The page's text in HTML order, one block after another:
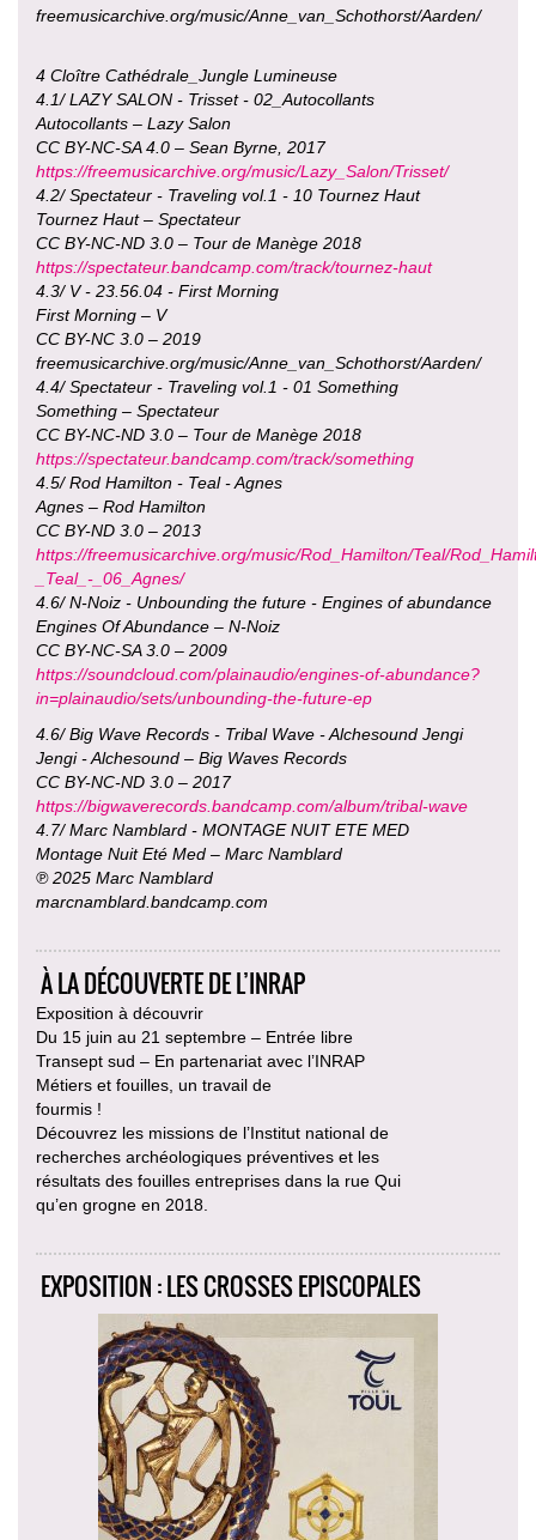
freemusicarchive.org/music/Anne_van_Schothorst/Aarden/
4 Cloître Cathédrale_Jungle Lumineuse
4.1/ LAZY SALON - Trisset - 02_Autocollants
Autocollants – Lazy Salon
CC BY-NC-SA 4.0 – Sean Byrne, 2017
https://freemusicarchive.org/music/Lazy_Salon/Trisset/
4.2/ Spectateur - Traveling vol.1 - 10 Tournez Haut
Tournez Haut – Spectateur
CC BY-NC-ND 3.0 – Tour de Manège 2018
https://spectateur.bandcamp.com/track/tournez-haut
4.3/ V - 23.56.04 - First Morning
First Morning – V
CC BY-NC 3.0 – 2019
freemusicarchive.org/music/Anne_van_Schothorst/Aarden/
4.4/ Spectateur - Traveling vol.1 - 01 Something
Something – Spectateur
CC BY-NC-ND 3.0 – Tour de Manège 2018
https://spectateur.bandcamp.com/track/something
4.5/ Rod Hamilton - Teal - Agnes
Agnes – Rod Hamilton
CC BY-ND 3.0 – 2013
https://freemusicarchive.org/music/Rod_Hamilton/Teal/
_Teal_-_06_Agnes/
4.6/ N-Noiz - Unbounding the future - Engines of abundance
Engines Of Abundance – N-Noiz
CC BY-NC-SA 3.0 – 2009
https://soundcloud.com/plainaudio/engines-of-abundance?
in=plainaudio/sets/unbounding-the-future-ep
4.6/ Big Wave Records - Tribal Wave - Alchesound Jengi
Jengi - Alchesound – Big Waves Records
CC BY-NC-ND 3.0 – 2017
https://bigwaverecords.bandcamp.com/album/tribal-wave
4.7/ Marc Namblard - MONTAGE NUIT ETE MED
Montage Nuit Eté Med – Marc Namblard
℗ 2025 Marc Namblard
marcnamblard.bandcamp.com
À LA DÉCOUVERTE DE L’INRAP
Exposition à découvrir
Du 15 juin au 21 septembre – Entrée libre
Transept sud – En partenariat avec l’INRAP
Métiers et fouilles, un travail de
fourmis !
Découvrez les missions de l’Institut national de
recherches archéologiques préventives et les
résultats des fouilles entreprises dans la rue Qui
qu’en grogne en 2018.
EXPOSITION : LES CROSSES EPISCOPALES